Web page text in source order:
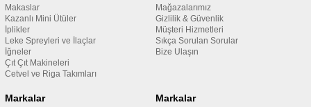
Makaslar
Kazanlı Mini Ütüler
İplikler
Leke Spreyleri ve İlaçlar
İğneler
Çıt Çıt Makineleri
Cetvel ve Riga Takımları
Mağazalarımız
Gizlilik & Güvenlik
Müşteri Hizmetleri
Sıkça Sorulan Sorular
Bize Ulaşın
Markalar Markalar